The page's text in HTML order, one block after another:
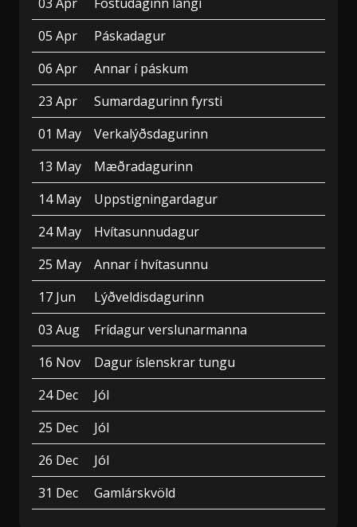
05 Apr
Páskadagur
06 Apr
Annar í páskum
23 Apr
Sumardagurinn fyrsti
01 May
Verkalýðsdagurinn
13 May
Mæðradagurinn
14 May
Uppstigningardagur
24 May
Hvítasunnudagur
25 May
Annar í hvítasunnu
17 Jun
Lýðveldisdagurinn
03 Aug
Frídagur verslunarmanna
16 Nov
Dagur íslenskrar tungu
24 Dec
Jól
25 Dec
Jól
26 Dec
Jól
31 Dec
Gamlárskvöld